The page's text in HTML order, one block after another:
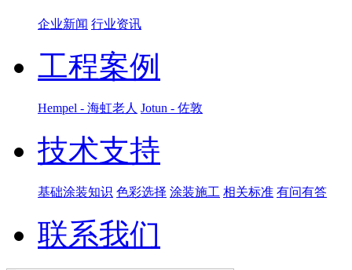
企业新闻 行业资讯
工程案例
Hempel - 海虹老人 Jotun - 佐敦
技术支持
基础涂装知识 色彩选择 涂装施工 相关标准 有问有答
联系我们